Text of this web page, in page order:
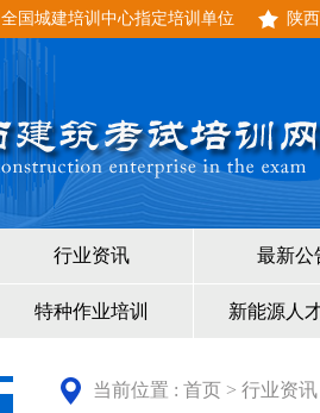
全国城建培训中心指定培训单位 陕
行业资讯 最新公
特种作业培训 新能源人
当前位置 : 首页 > 行业资讯